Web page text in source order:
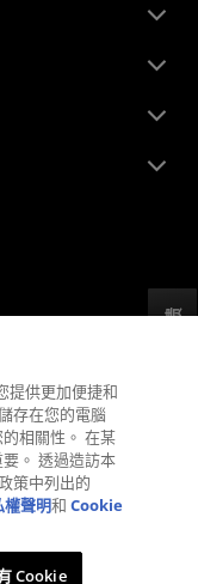
反馈
提供更加便捷和
存在您的電腦
相關性。 在某
。 透過造訪本
策中列出的
權聲明和Cookie
Cookie